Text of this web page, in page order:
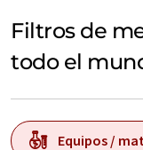
Filtros de
todo el
Equipos /